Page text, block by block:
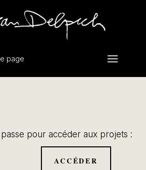
page
pour accéder aux projets :